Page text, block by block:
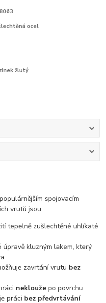
ocel
žlutý
spojovacím
vrutů jsou
tepelně zušlechtěné uhlíkaté
kluzným lakem, který
zavrtání vrutu bez
nekloužepo povrchu
práci bez předvrtávání